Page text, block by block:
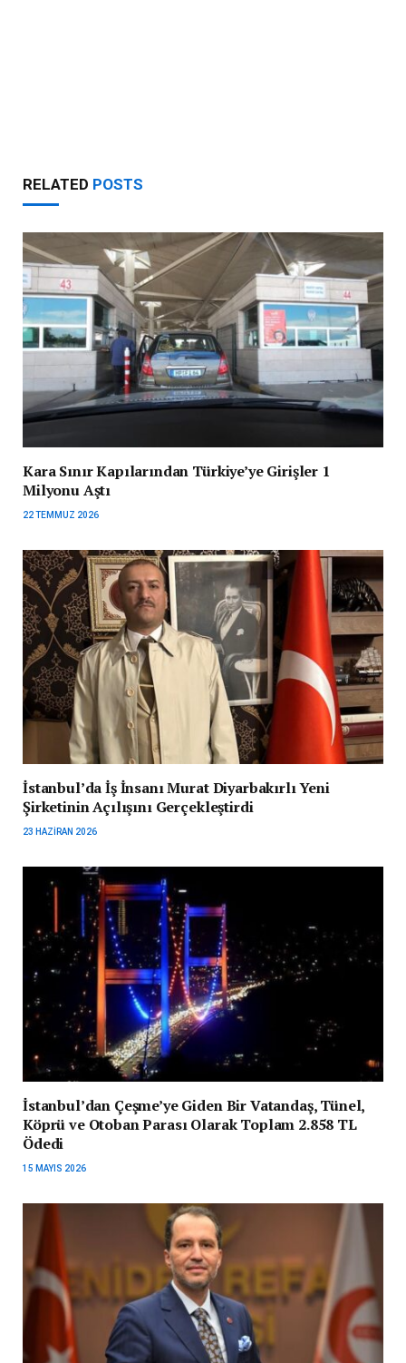
RELATED POSTS
Kara Sınır Kapılarından Türkiye’ye Girişler 1
Milyonu Aştı
22 TEMMUZ 2026
İstanbul’da İş İnsanı Murat Diyarbakırlı Yeni
Şirketinin Açılışını Gerçekleştirdi
23 HAZIRAN 2026
İstanbul’dan Çeşme’ye Giden Bir Vatandaş, Tünel,
Köprü ve Otoban Parası Olarak Toplam 2.858 TL
Ödedi
15 MAYIS 2026